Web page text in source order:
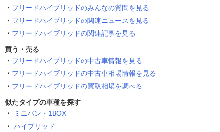
フリードハイブリッドのみんなの質問を見る
フリードハイブリッドの関連ニュースを見る
フリードハイブリッドの関連記事を見る
買う・売る
フリードハイブリッドの中古車情報を見る
フリードハイブリッドの中古車相場情報を見る
フリードハイブリッドの買取相場を調べる
似たタイプの車種を探す
ミニバン・1BOX
ハイブリッド